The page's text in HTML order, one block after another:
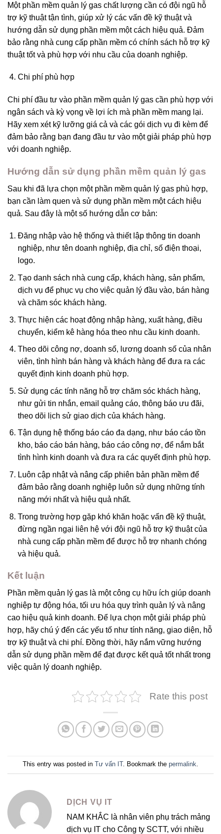
Một phần mềm quản lý gas chất lượng cần có đội ngũ hỗ
trợ kỹ thuật tận tình, giúp xử lý các vấn đề kỹ thuật và
hướng dẫn sử dụng phần mềm một cách hiệu quả. Đảm
bảo rằng nhà cung cấp phần mềm có chính sách hỗ trợ kỹ
thuật tốt và phù hợp với nhu cầu của doanh nghiệp.
Chi phí phù hợp
Chi phí đầu tư vào phần mềm quản lý gas cần phù hợp với
ngân sách và kỳ vọng về lợi ích mà phần mềm mang lại.
Hãy xem xét kỹ lưỡng giá cả và các gói dịch vụ đi kèm để
đảm bảo rằng bạn đang đầu tư vào một giải pháp phù hợp
với doanh nghiệp.
Hướng dẫn sử dụng phần mềm quản lý gas
Sau khi đã lựa chọn một phần mềm quản lý gas phù hợp,
bạn cần làm quen và sử dụng phần mềm một cách hiệu
quả. Sau đây là một số hướng dẫn cơ bản:
Đăng nhập vào hệ thống và thiết lập thông tin doanh
nghiệp, như tên doanh nghiệp, địa chỉ, số điện thoại,
logo.
Tạo danh sách nhà cung cấp, khách hàng, sản phẩm,
dịch vụ để phục vụ cho việc quản lý đầu vào, bán hàng
và chăm sóc khách hàng.
Thực hiện các hoạt động nhập hàng, xuất hàng, điều
chuyển, kiểm kê hàng hóa theo nhu cầu kinh doanh.
Theo dõi công nợ, doanh số, lương doanh số của nhân
viên, tình hình bán hàng và khách hàng để đưa ra các
quyết định kinh doanh phù hợp.
Sử dụng các tính năng hỗ trợ chăm sóc khách hàng,
như gửi tin nhắn, email quảng cáo, thông báo ưu đãi,
theo dõi lịch sử giao dịch của khách hàng.
Tận dụng hệ thống báo cáo đa dạng, như báo cáo tồn
kho, báo cáo bán hàng, báo cáo công nợ, để nắm bắt
tình hình kinh doanh và đưa ra các quyết định phù hợp.
Luôn cập nhật và nâng cấp phiên bản phần mềm để
đảm bảo rằng doanh nghiệp luôn sử dụng những tính
năng mới nhất và hiệu quả nhất.
Trong trường hợp gặp khó khăn hoặc vấn đề kỹ thuật,
đừng ngần ngại liên hệ với đội ngũ hỗ trợ kỹ thuật của
nhà cung cấp phần mềm để được hỗ trợ nhanh chóng
và hiệu quả.
Kết luận
Phần mềm quản lý gas là một công cụ hữu ích giúp doanh
nghiệp tự động hóa, tối ưu hóa quy trình quản lý và nâng
cao hiệu quả kinh doanh. Để lựa chọn một giải pháp phù
hợp, hãy chú ý đến các yếu tố như tính năng, giao diện, hỗ
trợ kỹ thuật và chi phí. Đồng thời, hãy nắm vững hướng
dẫn sử dụng phần mềm để đạt được kết quả tốt nhất trong
việc quản lý doanh nghiệp.
Rate this post
This entry was posted in Tư vấn IT. Bookmark the permalink.
DỊCH VỤ IT
NAM KHẮC là nhân viên phụ trách mảng
dịch vụ IT cho Công ty SCTT, với nhiều